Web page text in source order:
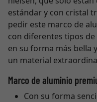
estándar y con cristal
pedir este marco de
con diferentes tipos
en su forma más bella
un material
Marco de aluminio
Con su forma